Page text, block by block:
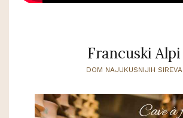
Francuski Alpi
DOM NAJUKUSNIJIH SIREVA